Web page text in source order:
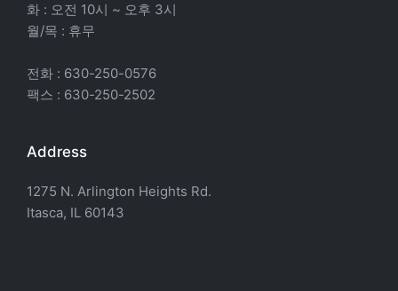
화 : 오전 10시 ~ 오후 3시
월/목 : 휴무
전화 : 630-250-0576
팩스 : 630-250-2502
Address
1275 N. Arlington Heights Rd.
Itasca, IL 60143